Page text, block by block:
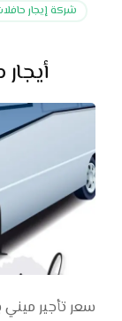
شركة إيجار
سعر تأجير